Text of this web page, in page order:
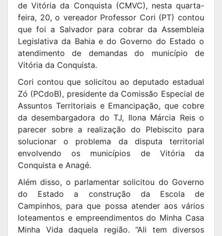
de Vitória da Conquista (CMVC), nesta quarta-
feira, 20, o vereador Professor Cori (PT) contou
que foi a Salvador para cobrar da Assembleia
Legislativa da Bahia e do Governo do Estado o
atendimento de demandas do município de
Vitória da Conquista.
Cori contou que solicitou ao deputado estadual
Zó (PCdoB), presidente da Comissão Especial de
Assuntos Territoriais e Emancipação, que cobre
da desembargadora do TJ, Ilona Márcia Reis o
parecer sobre a realização do Plebiscito para
solucionar o problema da disputa territorial
envolvendo os municípios de Vitória da
Conquista e Anagé.
Além disso, o parlamentar solicitou do Governo
do Estado a construção da Escola de
Campinhos, para que possa atender aos vários
loteamentos e empreendimentos do Minha Casa
Minha Vida daquela região. “Ali tem diversos